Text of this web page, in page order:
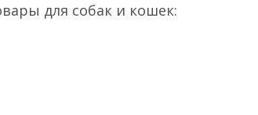
для собак и кошек: